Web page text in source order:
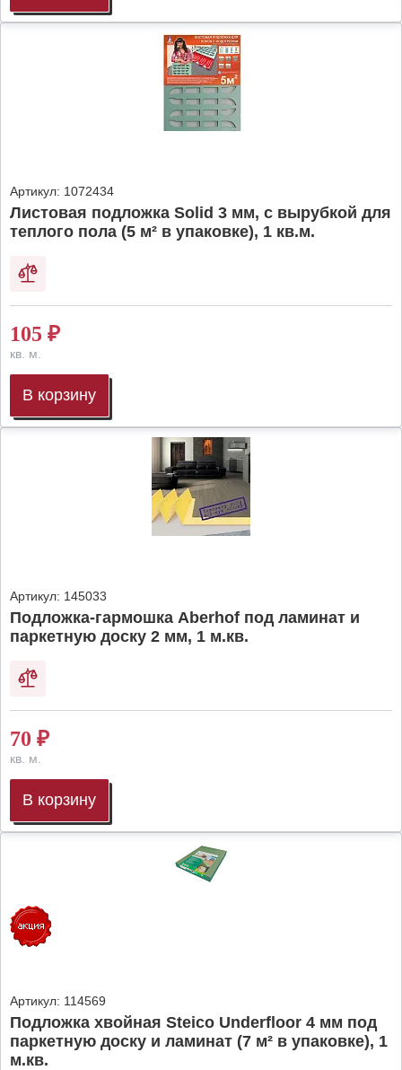
Артикул: 1072434
Листовая подложка Solid 3 мм, с вырубкой для
теплого пола (5 м² в упаковке), 1 кв.м.
105 ₽
кв. м.
В корзину
Артикул: 145033
Подложка-гармошка Aberhof под ламинат и
паркетную доску 2 мм, 1 м.кв.
70 ₽
кв. м.
В корзину
Артикул: 114569
Подложка хвойная Steico Underfloor 4 мм под
паркетную доску и ламинат (7 м² в упаковке), 1
м.кв.